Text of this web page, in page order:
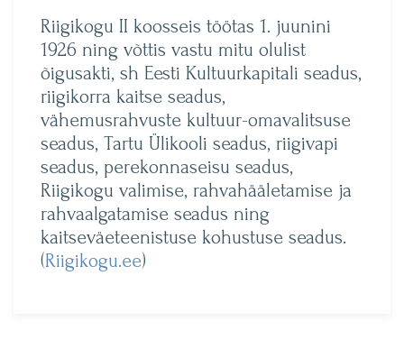
Riigikogu II koosseis töötas 1. juunini
1926 ning võttis vastu mitu olulist
õigusakti, sh Eesti Kultuurkapitali seadus,
riigikorra kaitse seadus,
vähemusrahvuste kultuur-omavalitsuse
seadus, Tartu Ülikooli seadus, riigivapi
seadus, perekonnaseisu seadus,
Riigikogu valimise, rahvahääletamise ja
rahvaalgatamise seadus ning
kaitseväeteenistuse kohustuse seadus.
(Riigikogu.ee)